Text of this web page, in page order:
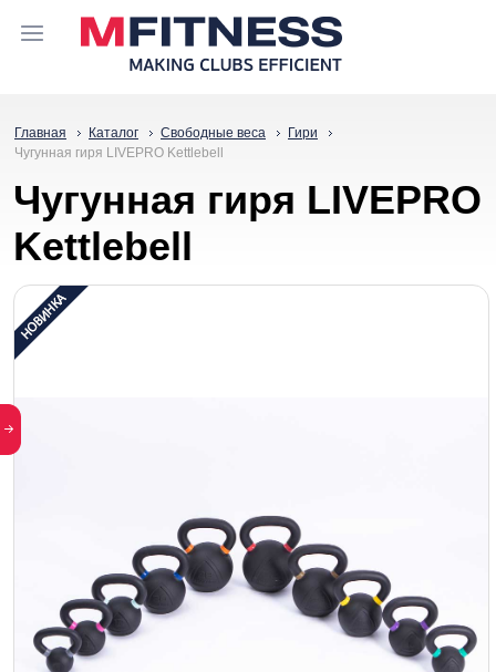
Главная Каталог Свободные веса
Гири
Чугунная гиря LIVEPRO Kettlebell
Чугунная гиря LIVEPRO
Kettlebell